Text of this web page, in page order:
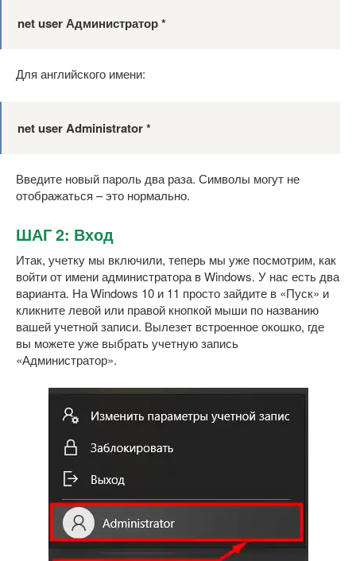
net user Администратор *
Для английского имени:
net user Administrator *
Введите новый пароль два раза. Символы могут не
отображаться – это нормально.
ШАГ 2: Вход
Итак, учетку мы включили, теперь мы уже посмотрим, как
войти от имени администратора в Windows. У нас есть два
варианта. На Windows 10 и 11 просто зайдите в «Пуск» и
кликните левой или правой кнопкой мыши по названию
вашей учетной записи. Вылезет встроенное окошко, где
вы можете уже выбрать учетную запись
«Администратор».